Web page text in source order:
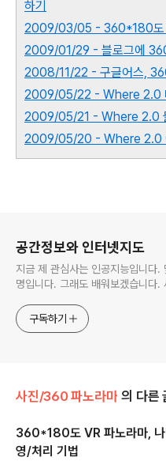
하기
2009/03/05 - 360*180도
2009/01/29 - 블로그에
2008/11/22 - 구글어스,
2009/05/22 - Where 2.0
2009/05/21 - Where 2.0
2009/05/20 - Where 2.0
공간정보와 인터넷지도
지금 제 관심사는 인공지능입니다
명입니다. 그래도 배워보겠습니다.
구독하기
사진/360 파노라마 의 다른
360*180도 VR 파노라마, 나
영/처리 기법